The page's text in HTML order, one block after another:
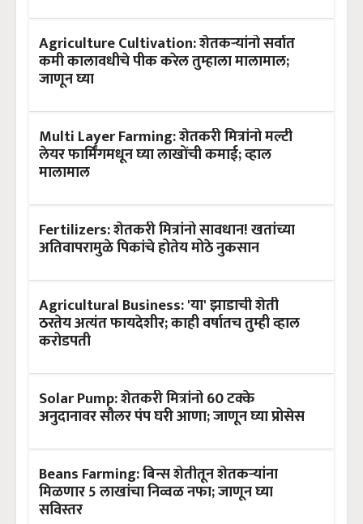
Agriculture Cultivation: शेतकऱ्यांनो सर्वात
कमी कालावधीचे पीक करेल तुम्हाला मालामाल;
जाणून घ्या
Multi Layer Farming: शेतकरी मित्रांनो मल्टी
लेयर फार्मिंगमधून घ्या लाखोंची कमाई; व्हाल
मालामाल
Fertilizers: शेतकरी मित्रांनो सावधान! खतांच्या
अतिवापरामुळे पिकांचे होतेय मोठे नुकसान
Agricultural Business: 'या' झाडाची शेती
ठरतेय अत्यंत फायदेशीर; काही वर्षातच तुम्ही व्हाल
करोडपती
Solar Pump: शेतकरी मित्रांनो 60 टक्के
अनुदानावर सौलर पंप घरी आणा; जाणून घ्या प्रोसेस
Beans Farming: बिन्स शेतीतून शेतकऱ्यांना
मिळणार 5 लाखांचा निव्वळ नफा; जाणून घ्या
सविस्तर